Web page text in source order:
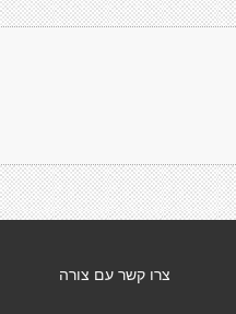
צרו קשר עם צורה